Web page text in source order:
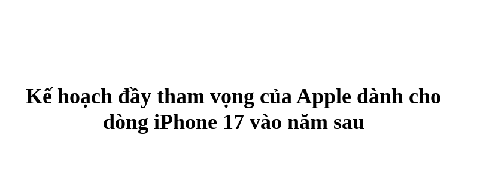
Kế hoạch đầy tham vọng của Apple dành cho
dòng iPhone 17 vào năm sau